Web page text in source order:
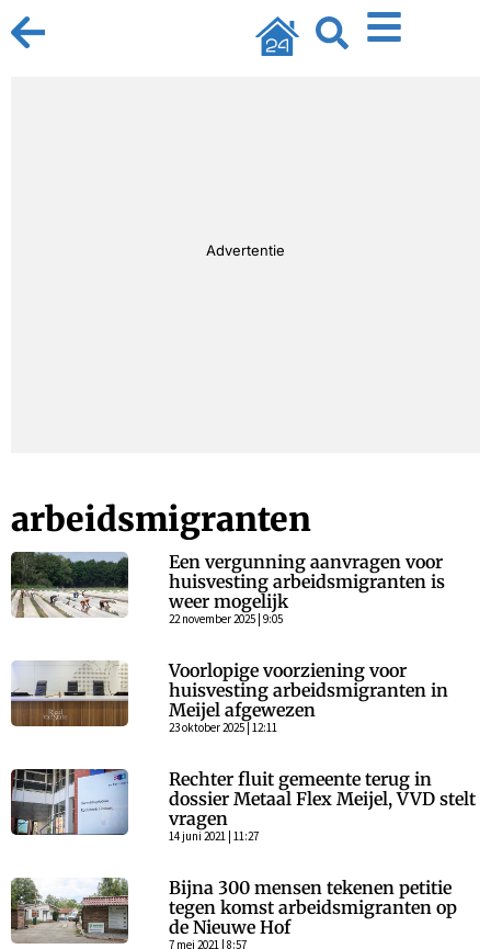
Advertentie
arbeidsmigranten
Een vergunning aanvragen voor
huisvesting arbeidsmigranten is
weer mogelijk
22 november 2025 | 9:05
Voorlopige voorziening voor
huisvesting arbeidsmigranten in
Meijel afgewezen
23 oktober 2025 | 12:11
Rechter fluit gemeente terug in
dossier Metaal Flex Meijel, VVD stelt
vragen
14 juni 2021 | 11:27
Bijna 300 mensen tekenen petitie
tegen komst arbeidsmigranten op
de Nieuwe Hof
7 mei 2021 | 8:57